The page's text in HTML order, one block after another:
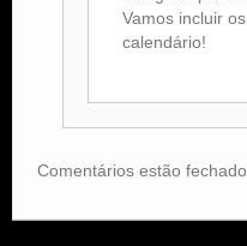
Vamos incluir
calendário!
Comentários estão